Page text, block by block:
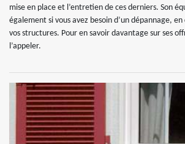
mise en place et l’entretien de ces derniers. Son
également si vous avez besoin d’un dépannage,
vos structures. Pour en savoir davantage sur ses
l’appeler.